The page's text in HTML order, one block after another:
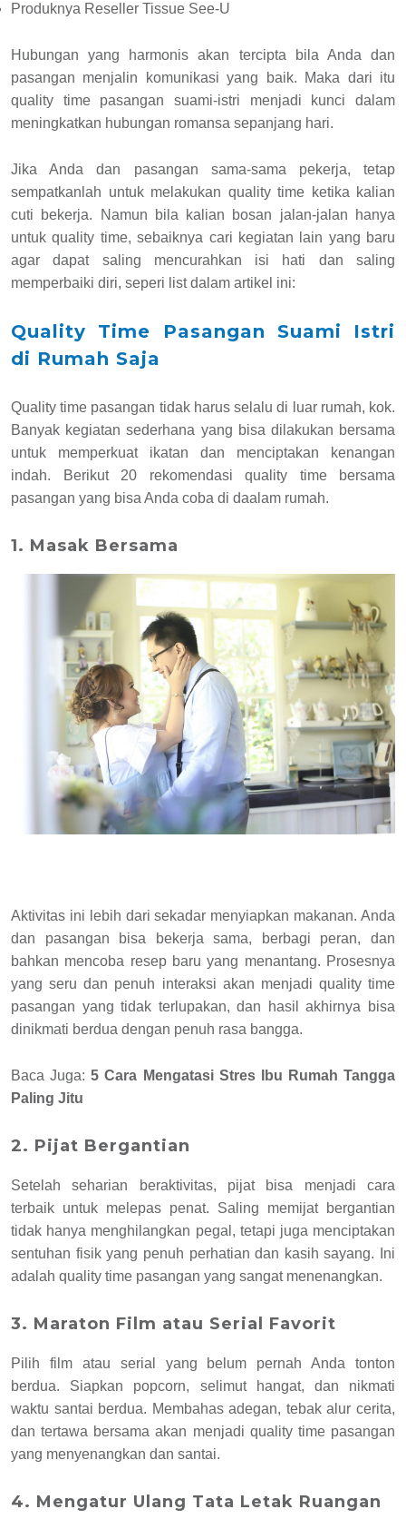
Produknya Reseller Tissue See-U
Hubungan yang harmonis akan tercipta bila Anda dan
pasangan menjalin komunikasi yang baik. Maka dari itu
quality time pasangan suami-istri menjadi kunci dalam
meningkatkan hubungan romansa sepanjang hari.
Jika Anda dan pasangan sama-sama pekerja, tetap
sempatkanlah untuk melakukan quality time ketika kalian
cuti bekerja. Namun bila kalian bosan jalan-jalan hanya
untuk quality time, sebaiknya cari kegiatan lain yang baru
agar dapat saling mencurahkan isi hati dan saling
memperbaiki diri, seperi list dalam artikel ini:
Quality Time Pasangan Suami Istri
di Rumah Saja
Quality time pasangan tidak harus selalu di luar rumah, kok.
Banyak kegiatan sederhana yang bisa dilakukan bersama
untuk memperkuat ikatan dan menciptakan kenangan
indah. Berikut 20 rekomendasi quality time bersama
pasangan yang bisa Anda coba di daalam rumah.
1. Masak Bersama
Aktivitas ini lebih dari sekadar menyiapkan makanan. Anda
dan pasangan bisa bekerja sama, berbagi peran, dan
bahkan mencoba resep baru yang menantang. Prosesnya
yang seru dan penuh interaksi akan menjadi quality time
pasangan yang tidak terlupakan, dan hasil akhirnya bisa
dinikmati berdua dengan penuh rasa bangga.
Baca Juga:5 Cara Mengatasi Stres Ibu Rumah Tangga
Paling Jitu
2. Pijat Bergantian
Setelah seharian beraktivitas, pijat bisa menjadi cara
terbaik untuk melepas penat. Saling memijat bergantian
tidak hanya menghilangkan pegal, tetapi juga menciptakan
sentuhan fisik yang penuh perhatian dan kasih sayang. Ini
adalah quality time pasangan yang sangat menenangkan.
3. Maraton Film atau Serial Favorit
Pilih film atau serial yang belum pernah Anda tonton
berdua. Siapkan popcorn, selimut hangat, dan nikmati
waktu santai berdua. Membahas adegan, tebak alur cerita,
dan tertawa bersama akan menjadi quality time pasangan
yang menyenangkan dan santai.
4. Mengatur Ulang Tata Letak Ruangan